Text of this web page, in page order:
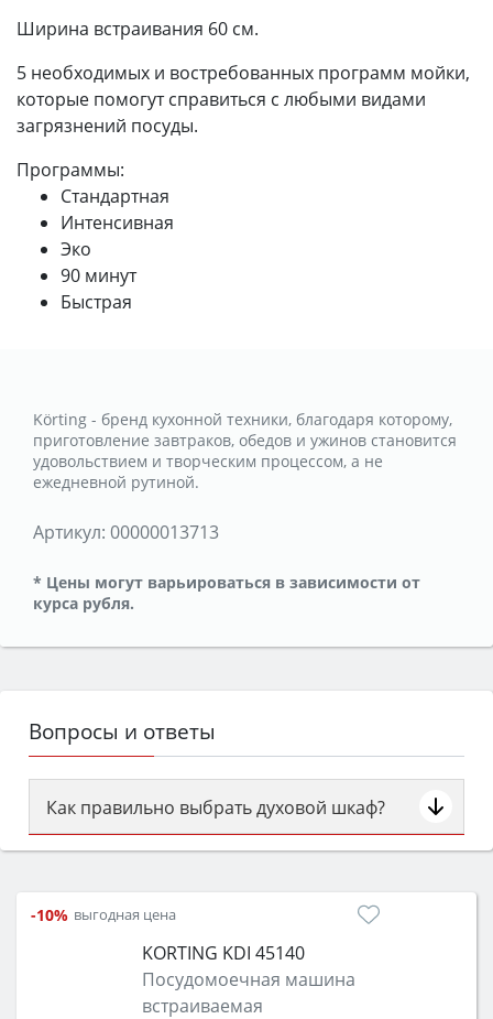
Ширина встраивания 60 см.
5 необходимых и востребованных программ мойки,
которые помогут справиться с любыми видами
загрязнений посуды.
Программы:
Стандартная
Интенсивная
Эко
90 минут
Быстрая
Körting - бренд кухонной техники, благодаря которому,
приготовление завтраков, обедов и ужинов становится
удовольствием и творческим процессом, а не
ежедневной рутиной.
Артикул: 00000013713
* Цены могут варьироваться в зависимости от
курса рубля.
Вопросы и ответы
Как правильно выбрать духовой шкаф?
Сначала определитесь с типом (газовый или
затем смотрите на объём 50–70 л для семьи,
класс энергопотребления не ниже A и нужные
функции (конвекция, гриль, самоочистка,
защита от детей).
-10% выгодная цена
KORTING KDI 45140
Посудомоечная машина
встраиваемая